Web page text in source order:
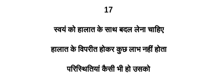
17
स्वयं को हालात के साथ बदल लेना चाहिए
हालात के विपरीत होकर कुछ लाभ नहीं होता
परिस्थितियां कैसी भी हो उसको